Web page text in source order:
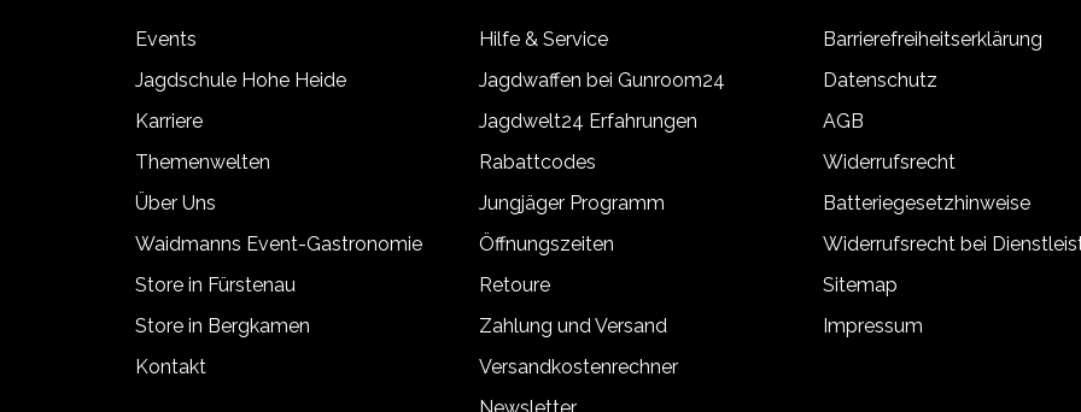
Events
Jagdschule Hohe Heide
Karriere
Themenwelten
Über Uns
Waidmanns Event-Gastronomie
Store in Fürstenau
Store in Bergkamen
Kontakt
Hilfe & Service
Jagdwaffen bei Gunroom24
Jagdwelt24 Erfahrungen
Rabattcodes
Jungjäger Programm
Öffnungszeiten
Retoure
Zahlung und Versand
Versandkostenrechner
Barrierefreiheitserklärung
Datenschutz
AGB
Widerrufsrecht
Batteriegesetzhinweise
Widerrufsrecht bei
Sitemap
Impressum